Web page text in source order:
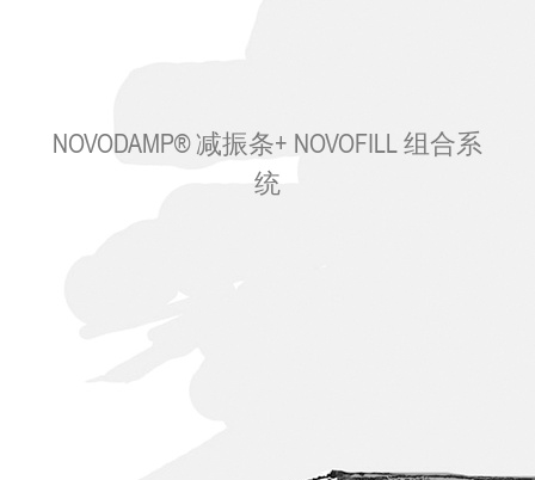
NOVODAMP® 减振条+ NOVOFILL 组合系
统